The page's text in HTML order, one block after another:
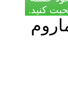
کنید.